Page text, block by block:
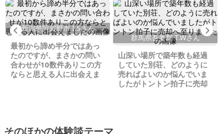
Previous
新潟県阿賀野市 I.Sさん
最初から諦め半分ではあっ
たのですが、まさかの問い
合わせが10数件ありこの方
ならと思える人に出会えま
群馬県吾妻郡 T.Wさん
山深い場所で築年数も経過
していた別荘、どのように
売ればよいのか悩んでいま
したがトントン拍子に売却
そのほかの体験談テーマ